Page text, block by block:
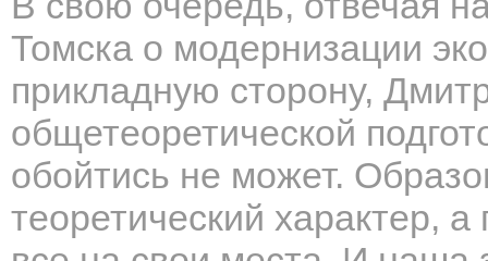
Томска о модернизации
прикладную сторону,
общетеоретической
обойтись не может.
теоретический характер, а